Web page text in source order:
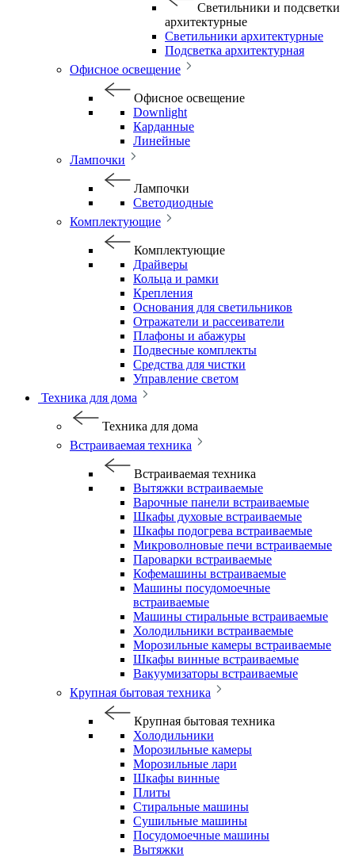
Светильники и подсветки
архитектурные
Светильники архитектурные
Подсветка архитектурная
Офисное освещение
Офисное освещение
Downlight
Карданные
Линейные
Лампочки
Лампочки
Светодиодные
Комплектующие
Комплектующие
Драйверы
Кольца и рамки
Крепления
Основания для светильников
Отражатели и рассеиватели
Плафоны и абажуры
Подвесные комплекты
Средства для чистки
Управление светом
Техника для дома
Техника для дома
Встраиваемая техника
Встраиваемая техника
Вытяжки встраиваемые
Варочные панели встраиваемые
Шкафы духовые встраиваемые
Шкафы подогрева встраиваемые
Микроволновые печи встраиваемые
Пароварки встраиваемые
Кофемашины встраиваемые
Машины посудомоечные
встраиваемые
Машины стиральные встраиваемые
Холодильники встраиваемые
Морозильные камеры встраиваемые
Шкафы винные встраиваемые
Вакуумизаторы встраиваемые
Крупная бытовая техника
Крупная бытовая техника
Холодильники
Морозильные камеры
Морозильные лари
Шкафы винные
Плиты
Стиральные машины
Сушильные машины
Посудомоечные машины
Вытяжки